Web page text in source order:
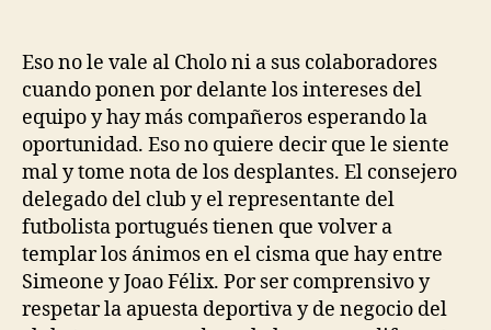
Eso no le vale al Cholo ni a sus colaboradores
cuando ponen por delante los intereses del
equipo y hay más compañeros esperando la
oportunidad. Eso no quiere decir que le siente
mal y tome nota de los desplantes. El consejero
delegado del club y el representante del
futbolista portugués tienen que volver a
templar los ánimos en el cisma que hay entre
Simeone y Joao Félix. Por ser comprensivo y
respetar la apuesta deportiva y de negocio del